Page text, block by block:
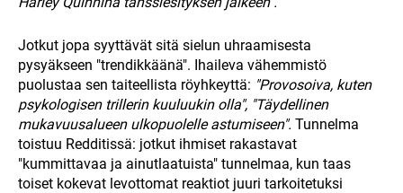
Jotkut jopa syyttävät sitä sielun uhraamisesta
pysyäkseen "trendikkäänä". Ihaileva vähemmistö
puolustaa sen taiteellista röyhkeyttä: "Provosoiva, kuten
psykologisen trillerin kuuluukin olla", "Täydellinen
mukavuusalueen ulkopuolelle astumiseen". Tunnelma
toistuu Redditissä: jotkut ihmiset rakastavat
"kummittavaa ja ainutlaatuista" tunnelmaa, kun taas
toiset kokevat levottomat reaktiot juuri tarkoitetuksi